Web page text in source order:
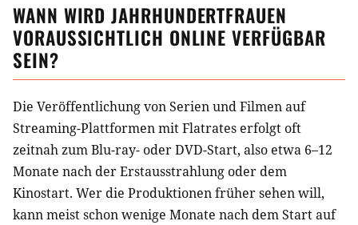
WANN WIRDJAHRHUNDERTFRAUEN
VORAUSSICHTLICH ONLINE VERFÜGBAR
SEIN?
Die Veröffentlichung von Serien und Filmen auf
Streaming-Plattformen mit Flatrates erfolgt oft
zeitnah zum Blu-ray- oder DVD-Start, also etwa 6–12
Monate nach der Erstausstrahlung oder dem
Kinostart. Wer die Produktionen früher sehen will,
kann meist schon wenige Monate nach dem Start auf